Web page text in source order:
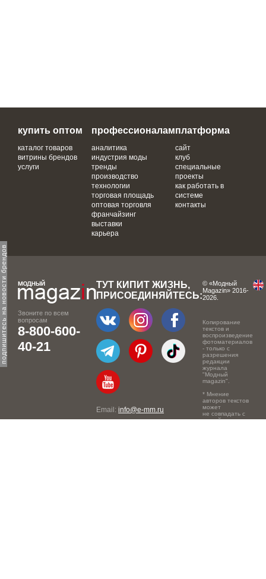
подпишитесь на новости брендов
купить оптом
каталог товаров
витрины брендов
услуги
профессионалам
аналитика
индустрия моды
тренды
производство
технологии
торговая площадь
оптовая торговля
франчайзинг
выставки
карьера
платформа
сайт
клуб
специальные
проекты
как работать в
системе
контакты
Звоните по всем
вопросам
8-800-600-
40-21
ТУТ КИПИТ ЖИЗНЬ,
ПРИСОЕДИНЯЙТЕСЬ:
Email: info@e-mm.ru
© «Модный
Magazin» 2016-
2026.
Копирование
текстов и
воспроизведение
фотоматериалов
- только с
разрешения
редакции
журнала
"Модный
magazin".
* Мнение
авторов текстов
может
не совпадать с
точкой зрения